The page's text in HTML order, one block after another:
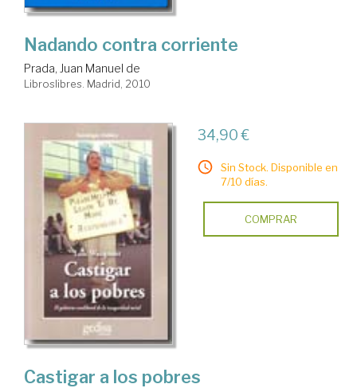
Nadando contra corriente
Prada, Juan Manuel de
Libroslibres. Madrid, 2010
34,90 €
Sin Stock. Disponible en
7/10 días.
COMPRAR
Castigar a los pobres